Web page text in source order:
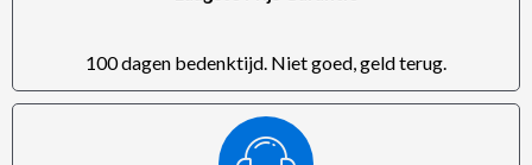
100 dagen bedenktijd. Niet goed, geld terug.